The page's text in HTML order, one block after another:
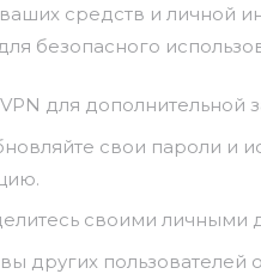
средств и личной
безопасного
для дополнительной
свои пароли и
своими личными
других